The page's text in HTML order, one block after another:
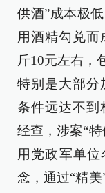
供酒”成本极
用酒精勾兑而
斤10元左右，
特别是大部分
条件远达不到
经查，涉案“
用党政军单位
念，通过“精